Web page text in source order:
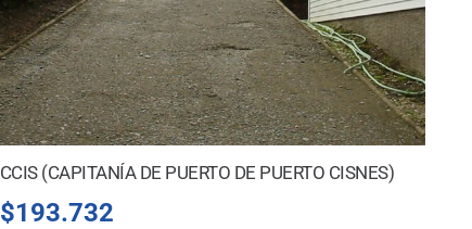
CCIS (CAPITANÍA DE PUERTO DE PUERTO CISNES)
$193.732